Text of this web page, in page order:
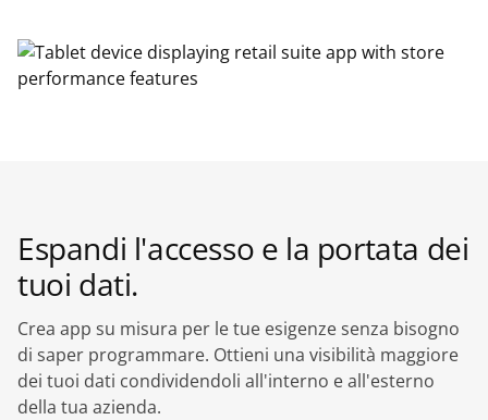
Espandi l'accesso e la portata dei
tuoi dati.
Crea app su misura per le tue esigenze senza bisogno
di saper programmare. Ottieni una visibilità maggiore
dei tuoi dati condividendoli all'interno e all'esterno
della tua azienda.